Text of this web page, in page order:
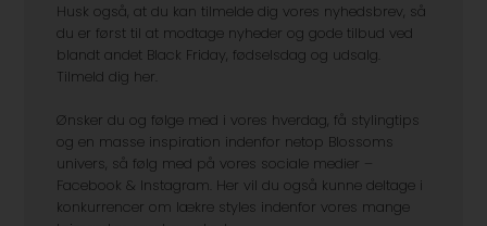
Husk også, at du kan tilmelde dig vores nyhedsbrev, så
du er først til at modtage nyheder og gode tilbud ved
blandt andet Black Friday, fødselsdag og udsalg.
Tilmeld dig her.
Ønsker du og følge med i vores hverdag, få stylingtips
og en masse inspiration indenfor netop Blossoms
univers, så følg med på vores sociale medier –
Facebook & Instagram. Her vil du også kunne deltage i
konkurrencer om lækre styles indenfor vores mange